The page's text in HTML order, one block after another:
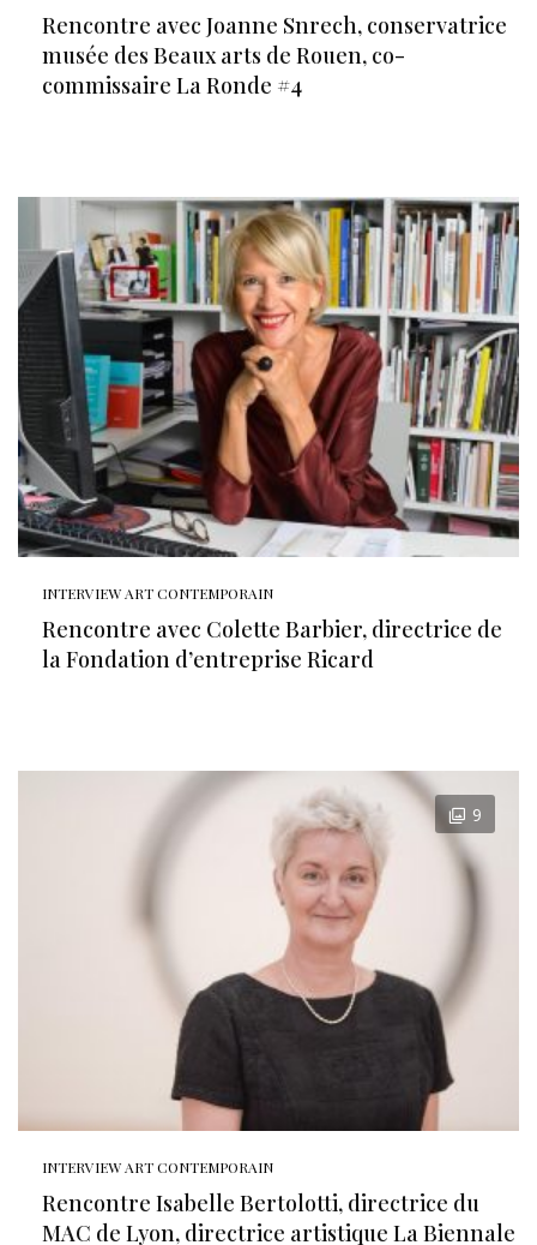
Rencontre avec Joanne Snrech, conservatrice
musée des Beaux arts de Rouen, co-
commissaire La Ronde #4
INTERVIEW ART CONTEMPORAIN
Rencontre avec Colette Barbier, directrice de
la Fondation d’entreprise Ricard
9
INTERVIEW ART CONTEMPORAIN
Rencontre Isabelle Bertolotti, directrice du
MAC de Lyon, directrice artistique La Biennale